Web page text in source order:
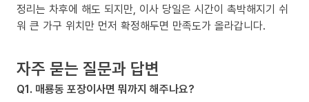
정리는 차후에 해도 되지만, 이사 당일은 시간이 촉박해지기 쉬
워 큰 가구 위치만 먼저 확정해두면 만족도가 올라갑니다.
자주 묻는 질문과 답변
Q1. 매룡동 포장이사면 뭐까지 해주나요?